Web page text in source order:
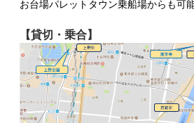
お台場パレットタウン乗船場からも可能
【貸切・乗合】